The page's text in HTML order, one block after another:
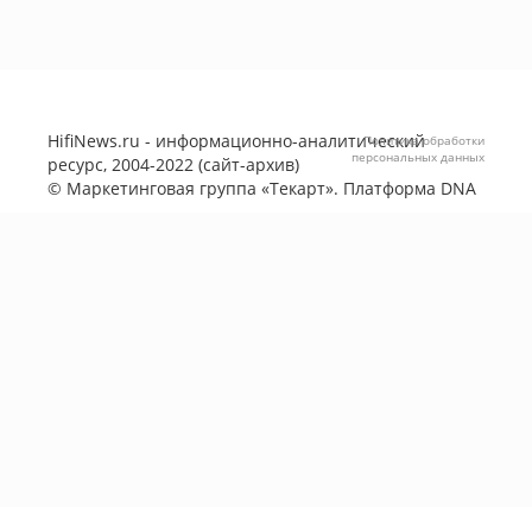
HifiNews.ru - информационно-аналитический
ресурс, 2004-2022 (сайт-архив)
© Маркетинговая группа «Текарт». Платформа DNA
Политика обработки
персональных данных